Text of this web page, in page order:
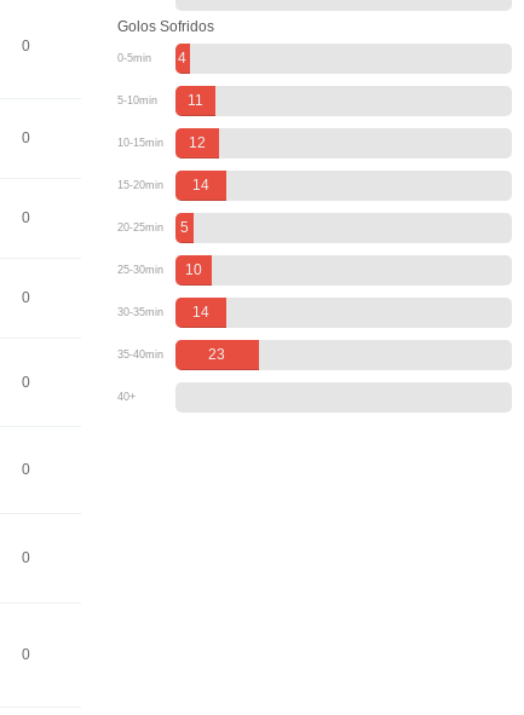
0
0
0
0
0
0
0
0
Golos Sofridos
0-5min 4
5-10min 11
10-15min 12
15-20min 14
20-25min 5
25-30min 10
30-35min 14
35-40min 23
40+